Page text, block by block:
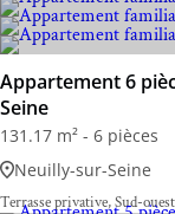
Appartement 6
Seine
131.17 m² - 6 pièces
Neuilly-sur-Seine
Terrasse privative, Sud-